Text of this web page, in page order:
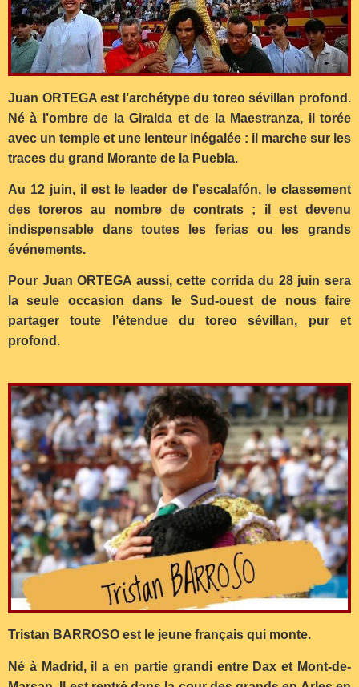
Juan ORTEGA est l’archétype du toreo sévillan profond.
Né à l’ombre de la Giralda et de la Maestranza, il torée
avec un temple et une lenteur inégalée : il marche sur les
traces du grand Morante de la Puebla.
Au 12 juin, il est le leader de l’escalafón, le classement
des toreros au nombre de contrats ; il est devenu
indispensable dans toutes les ferias ou les grands
événements.
Pour Juan ORTEGA aussi, cette corrida du 28 juin sera
la seule occasion dans le Sud-ouest de nous faire
partager toute l’étendue du toreo sévillan, pur et
profond.
Tristan BARROSO est le jeune français qui monte.
Né à Madrid, il a en partie grandi entre Dax et Mont-de-